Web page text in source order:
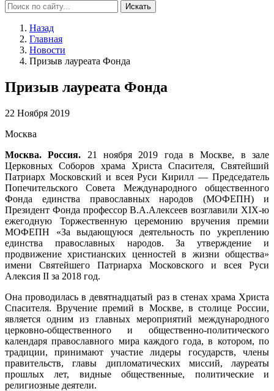
Искать
Назад
Главная
Новости
Призыв лауреата Фонда
Призыв лауреата Фонда
22 Ноября 2019
Москва
Москва. Россия. 21 ноября 2019 года в Москве, в зале
Церковных Соборов храма Христа Спасителя, Святейший
Патриарх Московский и всея Руси Кирилл — Председатель
Попечительского Совета Международного общественного
Фонда единства православных народов (МОФЕПН) и
Президент Фонда профессор В.А.Алексеев возглавили XIX-ю
ежегодную Торжественную церемонию вручения премии
МОФЕПН «За выдающуюся деятельность по укреплению
единства православных народов. За утверждение и
продвижение христианских ценностей в жизни общества»
имени Святейшего Патриарха Московского и всея Руси
Алексия II за 2018 год.
Она проводилась в девятнадцатый раз в стенах храма Христа
Спасителя. Вручение премий в Москве, в столице России,
является одним из главных мероприятий международного
церковно-общественного и общественно-политического
календаря православного мира каждого года, в котором, по
традиции, принимают участие лидеры государств, члены
правительств, главы дипломатических миссий, лауреаты
прошлых лет, видные общественные, политические и
религиозные деятели.